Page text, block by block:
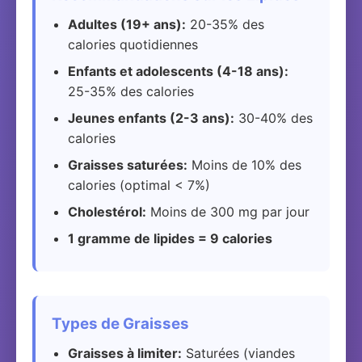
Adultes (19+ ans): 20-35% des
calories quotidiennes
Enfants et adolescents (4-18 ans):
25-35% des calories
Jeunes enfants (2-3 ans): 30-40% des
calories
Graisses saturées: Moins de 10% des
calories (optimal < 7%)
Cholestérol: Moins de 300 mg par jour
1 gramme de lipides = 9 calories
Types de Graisses
Graisses à limiter: Saturées (viandes